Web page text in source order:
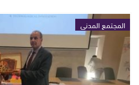
المجتمع المدني